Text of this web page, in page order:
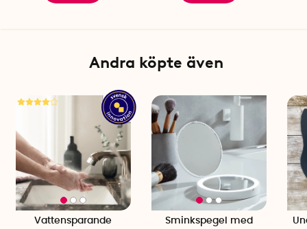
Andra köpte även
Vattensparande
Sminkspegel med